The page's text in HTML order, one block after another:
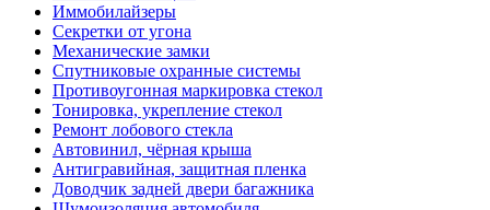
Иммобилайзеры
Секретки от угона
Механические замки
Спутниковые охранные системы
Противоугонная маркировка стекол
Тонировка, укрепление стекол
Ремонт лобового стекла
Автовинил, чёрная крыша
Антигравийная, защитная пленка
Доводчик задней двери багажника